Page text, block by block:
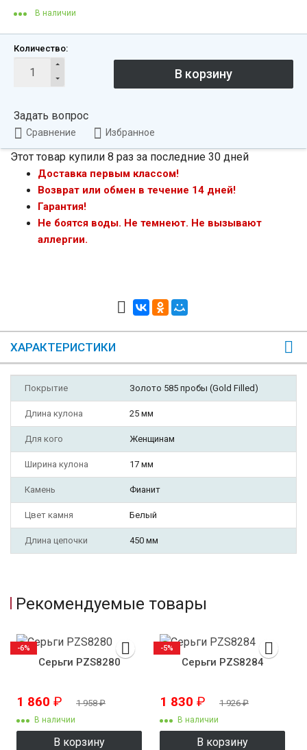
В наличии
Количество:
Задать вопрос
Сравнение Избранное
Этот товар купили 8 раз за последние 30 дней
Доставка первым классом!
Возврат или обмен в течение 14 дней!
Гарантия!
Не боятся воды. Не темнеют. Не вызывают
аллергии.
ХАРАКТЕРИСТИКИ
Покрытие Золото 585 пробы (Gold Filled)
Длина кулона 25 мм
Для кого Женщинам
Ширина кулона 17 мм
Камень Фианит
Цвет камня Белый
Длина цепочки 450 мм
Рекомендуемые товары
Серьги PZS8280
1 860 ₽ 1 958₽
В наличии
В корзину
-6%
Серьги PZS8284
1 830 ₽ 1 926₽
В наличии
В корзину
-5%